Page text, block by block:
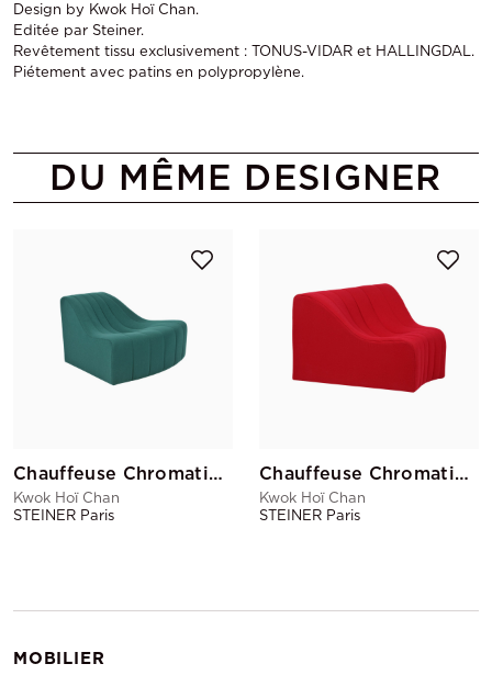
Design by Kwok Hoï Chan.
Editée par Steiner.
Revêtement tissu exclusivement : TONUS-VIDAR et HALLINGDAL.
Piétement avec patins en polypropylène.
DU MÊME DESIGNER
Chauffeuse Chromatique Vert Sapin Pd
Kwok Hoï Chan
STEINER Paris
Chauffeuse Chromatique Rouge Gd
Kwok Hoï Chan
STEINER Paris
MOBILIER